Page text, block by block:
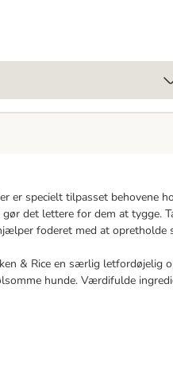
er specielt tilpasset behovene
det lettere for dem at tygge.
foderet med at opretholde
& Rice en særlig letfordøjelig
hunde. Værdifulde